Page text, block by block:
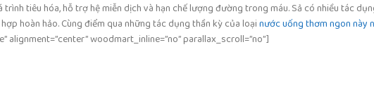
tiêu hóa, hỗ trợ hệ miễn dịch và hạn chế lượng đường trong máu. Sả có nhiều tác
hoàn hảo. Cùng điểm qua những tác dụng thần kỳ của loạinước uống thơm ngon này
woodmart_inline=”no” parallax_scroll=”no”]